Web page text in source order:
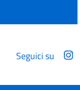
Seguici su